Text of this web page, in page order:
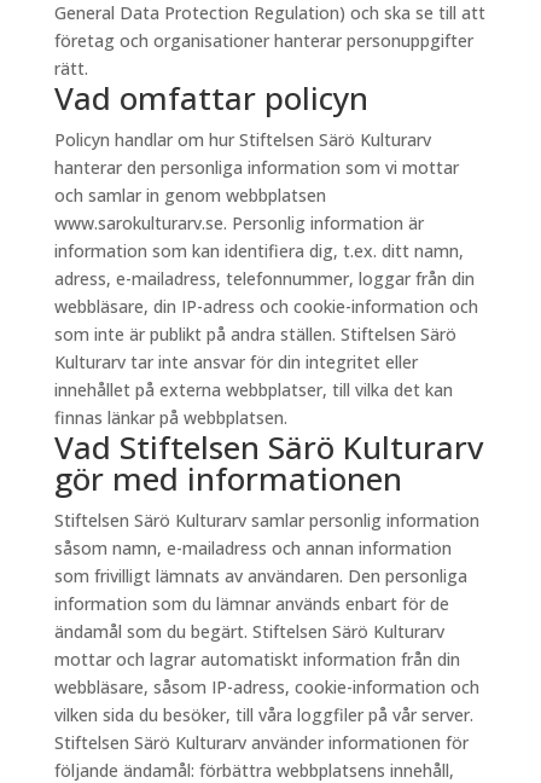
General Data Protection Regulation) och ska se till att
företag och organisationer hanterar personuppgifter
rätt.
Vad omfattar policyn
Policyn handlar om hur Stiftelsen Särö Kulturarv
hanterar den personliga information som vi mottar
och samlar in genom webbplatsen
www.sarokulturarv.se. Personlig information är
information som kan identifiera dig, t.ex. ditt namn,
adress, e-mailadress, telefonnummer, loggar från din
webbläsare, din IP-adress och cookie-information och
som inte är publikt på andra ställen. Stiftelsen Särö
Kulturarv tar inte ansvar för din integritet eller
innehållet på externa webbplatser, till vilka det kan
finnas länkar på webbplatsen.
Vad Stiftelsen Särö Kulturarv
gör med informationen
Stiftelsen Särö Kulturarv samlar personlig information
såsom namn, e-mailadress och annan information
som frivilligt lämnats av användaren. Den personliga
information som du lämnar används enbart för de
ändamål som du begärt. Stiftelsen Särö Kulturarv
mottar och lagrar automatiskt information från din
webbläsare, såsom IP-adress, cookie-information och
vilken sida du besöker, till våra loggfiler på vår server.
Stiftelsen Särö Kulturarv använder informationen för
följande ändamål: förbättra webbplatsens innehåll,